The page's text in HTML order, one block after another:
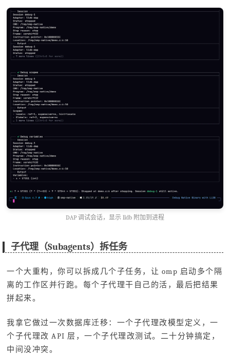
DAP 调试会话，显示 lldb 附加到进程
子代理（Subagents）拆任务
一个大重构，你可以拆成几个子任务，让 omp 启动多个隔
离的工作区并行跑。每个子代理干自己的活，最后把结果
拼起来。
我拿它做过一次数据库迁移：一个子代理改模型定义，一
个子代理改 API 层，一个子代理改测试。二十分钟搞定，
中间没冲突。